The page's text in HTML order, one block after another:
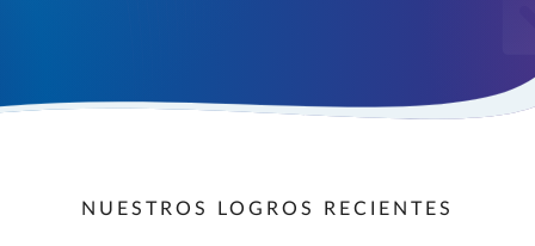
NUESTROS LOGROS RECIENTES